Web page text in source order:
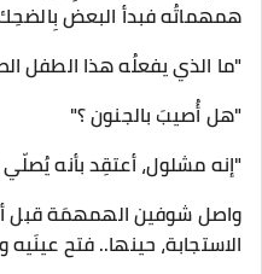
همهماتُه فبدأ البعض
"ما الذي يفعلُه هذا الطفل
"هل أُصيبَ بالجنون ؟"
"إنه مشلول، أعتقِد بأنه
واصل شوفين الهمهمَة قبل
الاستجابة، حينها.. فتح